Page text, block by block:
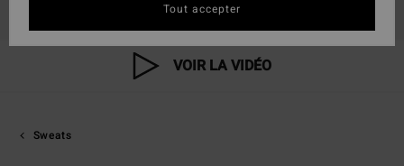
VOIR LA VIDÉO
Sweats
Tout accepter